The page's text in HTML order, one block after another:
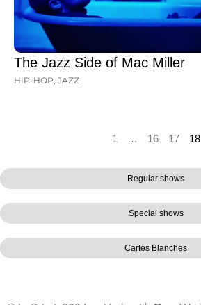
Regular shows
Special shows
Cartes Blanches
The Jazz Side of Mac Miller
HIP-HOP JAZZ
1 … 16 17 18